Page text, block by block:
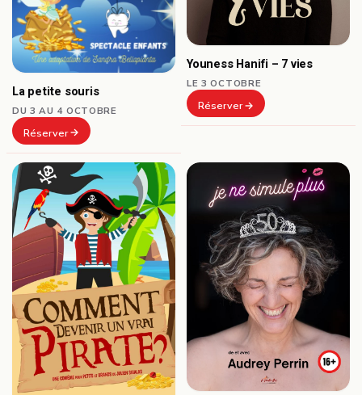
La petite souris
DU 3 AU 4 OCTOBRE
Réserver
Youness Hanifi – 7 vies
LE 3 OCTOBRE
Réserver